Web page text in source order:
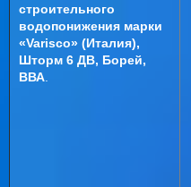
строительного
водопонижения марки
«Varisco» (Италия),
Шторм 6 ДВ, Борей,
ВВА